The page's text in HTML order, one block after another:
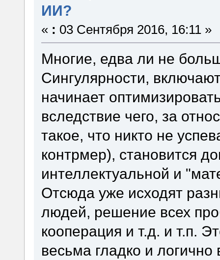
ИИ?
« : 03 Сентября 2016, 16:11 »
Многие, едва ли не
Сингулярности,
начинает
вследствие чего, за
такое, что никто не
контрмер), становится
интеллектуальной и
Отсюда уже исходят
людей, решение всех
кооперация и т.д. и т.п.
весьма гладко и